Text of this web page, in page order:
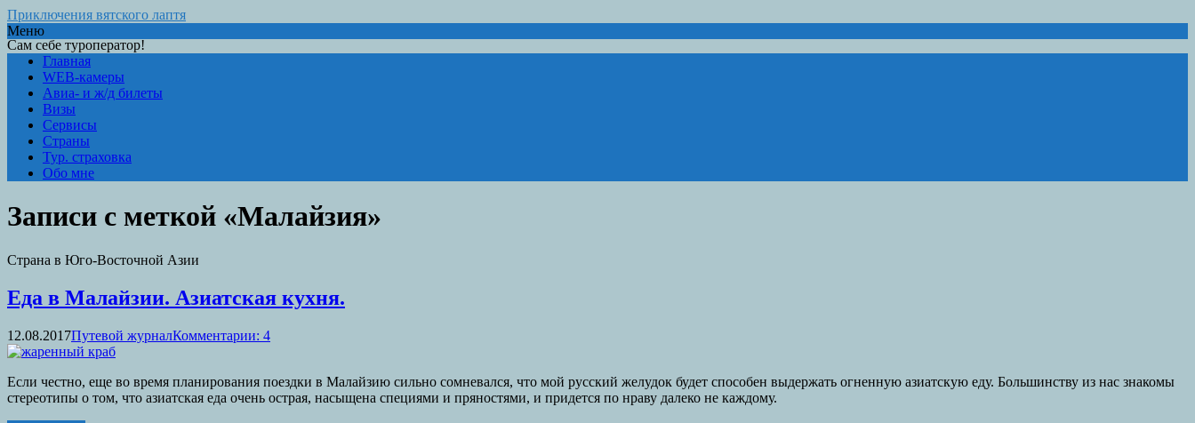
Приключения вятского лаптя
Сам себе туроператор!
Меню
Главная
WEB-камеры
Авиа- и ж/д билеты
Визы
Сервисы
Страны
Тур. страховка
Обо мне
Записи с меткой «Малайзия»
Страна в Юго-Восточной Азии
Еда в Малайзии. Азиатская кухня.
12.08.2017Путевой журналКомментарии: 4
Если честно, еще во время планирования поездки в Малайзию сильно сомневался, что мой русский желудок будет способен выдержать огненную азиатскую еду. Большинству из нас знакомы
стереотипы о том, что азиатская еда очень острая, насыщена специями и пряностями, и придется по нраву далеко не каждому.